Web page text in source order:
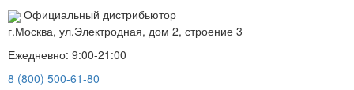
Официальный дистрибьютор
г.Москва, ул.Электродная, дом 2, строение 3
Ежедневно: 9:00-21:00
8 (800) 500-61-80